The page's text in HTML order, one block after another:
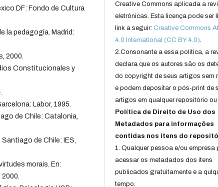
DF: Fondo de Cultura
la pedagogía. Madrid:
2000.
Constitucionales y
Labor, 1995.
de Chile: Catalonia,
de Chile: IES,
morais. En:
Creative Commons aplicada a
eletrônicas. Esta licença pode ser
link a seguir:Creative Commons
4.0 International (CC BY 4.0).
2.Consonante a essa politica, a
declara que os autores são os
do copyright de seus artigos sem
e podem depositar o pós-print de
artigos em qualquer repositório ou
Política de Direito de Uso dos
Metadados para informações
contidas nos itens do
1. Qualquer pessoa e/ou empresa
acessar os metadados dos itens
publicados gratuitamente e a
tempo.